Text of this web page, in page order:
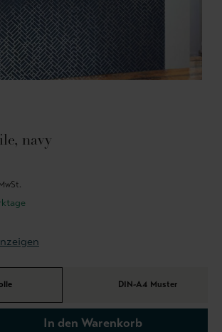
navy
DIN-A4 Muster
In den Warenkorb